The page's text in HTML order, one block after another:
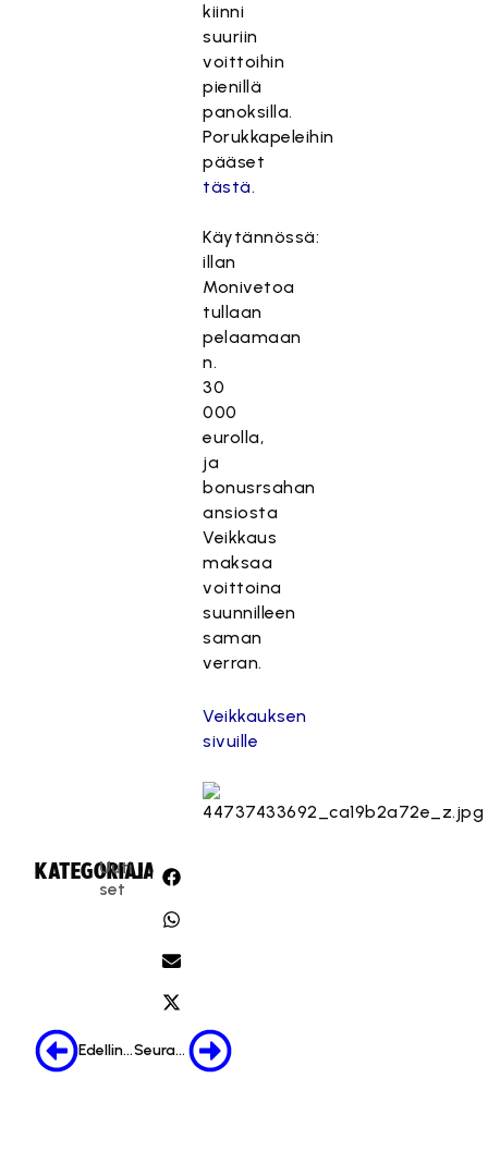
kiinni
suuriin
voittoihin
pienillä
panoksilla.
Porukkapeleihin
pääset
tästä.
Käytännössä:
illan
Monivetoa
tullaan
pelaamaan
n.
30
000
eurolla,
ja
bonusrsahan
ansiosta
Veikkaus
maksaa
voittoina
suunnilleen
saman
verran.
Veikkauksen
sivuille
KATEGORIA:
Uuti
set
JAA:
Edellinen Seuraava